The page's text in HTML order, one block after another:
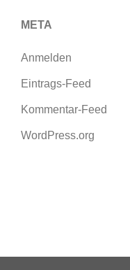
META
Anmelden
Eintrags-Feed
Kommentar-Feed
WordPress.org